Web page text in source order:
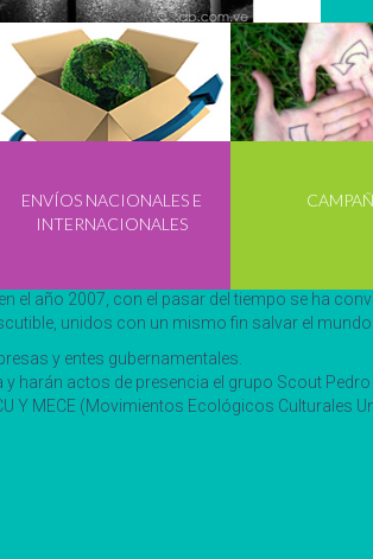
ENVÍOS NACIONALES E
INTERNACIONALES
Planeta, esta vez con el mensaje “apaga la
año 2007, con el pasar del tiempo se ha
unidos con un mismo fin salvar el mundo.
y entes gubernamentales.
harán actos de presencia el grupo Scout
Y MECE (Movimientos Ecológicos Culturales